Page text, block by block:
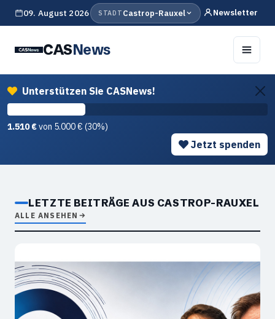
09. August 2026 STADT Castrop-Rauxel Newsletter
CASNews
Unterstützen Sie CASNews!
1.510 €von 5.000 € (30%)
Jetzt spenden
LETZTE BEITRÄGE AUS CASTROP-RAUXEL
ALLE ANSEHEN